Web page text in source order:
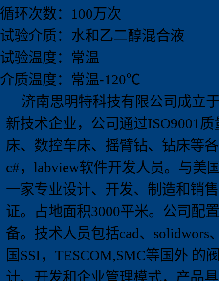
循环次数：100万次
试验介质：水和乙二醇混合液
试验温度：常温
介质温度：常温-120℃
济南思明特科技有限公司成立
新技术企业， 公司通过ISO9001 质
床、数控车床、摇臂钻、钻床等
c#，labview软件开发人员。 与美
一家专业设计、开发、制造和销
证。占地面积3000平米。 公司配
备。技术人员包括cad、 solidwors
国 SSI，TESCOM,SMC等国外 的
计、开发和企业管理模式，产品